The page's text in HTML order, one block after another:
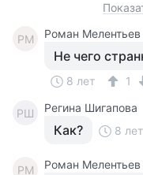
РМ Роман Мелентьев
Не чего
8 лет 1
РШ Регина Шигапова
Как? 8 лет
РМ Роман Мелентьев